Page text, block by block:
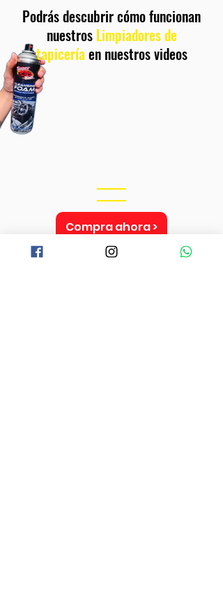
Podrás descubrir cómo funcionan
nuestros Limpiadores de
tapiceríaen nuestros videos
Compra ahora >